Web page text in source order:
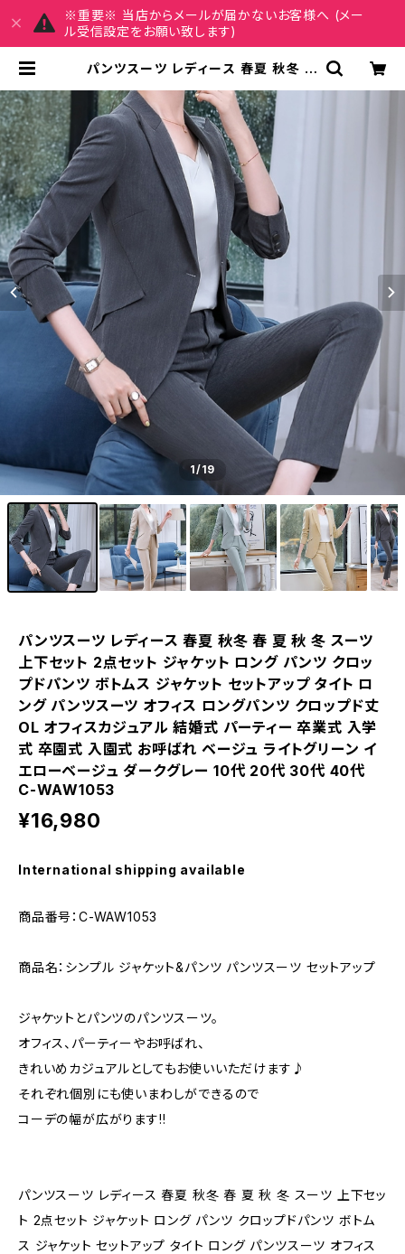
※重要※ 当店からメールが届かないお客様へ (メー
ル受信設定をお願い致します)
パンツスーツ レディース 春夏 秋冬 春
ジャケット ロング パンツ クロップド
パンツ ボトムス ジャケット セットアッ
プ タイト ロング パンツスーツ オフィ
ス ロングパンツ クロップド丈 OL オ
フィスカジュアル 結婚式 パーティー
卒業式 入学式 卒園式 入園式 お呼ば
れ ベージュ ライトグリーン イエロー
ベージュ ダークグレー 10代 20代 3
0代 40代 C-WAW1053 | MY CH
ARM マイチャーム ワンピース スカ
ート レディースファッション 通販
1/19
パンツスーツ レディース 春夏 秋冬 春 夏 秋 冬 スーツ
上下セット 2点セット ジャケット ロング パンツ クロッ
プドパンツ ボトムス ジャケット セットアップ タイト ロ
ング パンツスーツ オフィス ロングパンツ クロップド丈
OL オフィスカジュアル 結婚式 パーティー 卒業式 入学
式 卒園式 入園式 お呼ばれ ベージュ ライトグリーン イ
エローベージュ ダークグレー 10代 20代 30代 40代
C-WAW1053
¥16,980
International shipping available
商品番号：C-WAW1053
商品名：シンプル ジャケット&パンツ パンツスーツ セットアップ
ジャケットとパンツのパンツスーツ。
オフィス、パーティーやお呼ばれ、
きれいめカジュアルとしてもお使いいただけます♪
それぞれ個別にも使いまわしができるので
コーデの幅が広がります!!
パンツスーツ レディース 春夏 秋冬 春 夏 秋 冬 スーツ 上下セッ
ト 2点セット ジャケット ロング パンツ クロップドパンツ ボトム
ス ジャケット セットアップ タイト ロング パンツスーツ オフィス